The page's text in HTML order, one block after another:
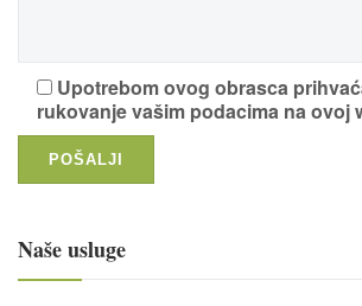
Upotrebom ovog obrasca
rukovanje vašim podacima na ovoj
Naše usluge